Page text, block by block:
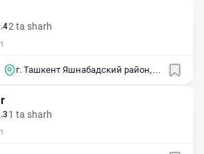
2 ta sharh
г. Ташкент Яшнабадский район,
1 ta sharh